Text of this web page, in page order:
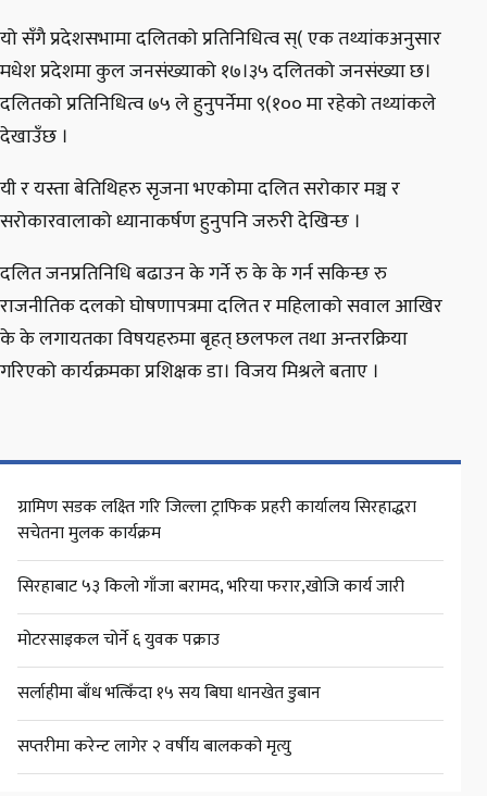
यो सँगै प्रदेशसभामा दलितको प्रतिनिधित्व स्( एक तथ्यांकअनुसार
मधेश प्रदेशमा कुल जनसंख्याको १७।३५ दलितको जनसंख्या छ।
दलितको प्रतिनिधित्व ७५ ले हुनुपर्नेमा ९(१०० मा रहेको तथ्यांकले
देखाउँछ ।
यी र यस्ता बेतिथिहरु सृजना भएकोमा दलित सरोकार मञ्च र
सरोकारवालाको ध्यानाकर्षण हुनुपनि जरुरी देखिन्छ ।
दलित जनप्रतिनिधि बढाउन के गर्ने रु के के गर्न सकिन्छ रु
राजनीतिक दलको घोषणापत्रमा दलित र महिलाको सवाल आखिर
के के लगायतका विषयहरुमा बृहत् छलफल तथा अन्तरक्रिया
गरिएको कार्यक्रमका प्रशिक्षक डा। विजय मिश्रले बताए ।
ग्रामिण सडक लक्ष्ति गरि जिल्ला ट्राफिक प्रहरी कार्यालय सिरहाद्धरा
सचेतना मुलक कार्यक्रम
सिरहाबाट ५३ किलो गाँजा बरामद, भरिया फरार,खोजि कार्य जारी
मोटरसाइकल चोर्ने ६ युवक पक्राउ
सर्लाहीमा बाँध भत्किँदा १५ सय बिघा धानखेत डुबान
सप्तरीमा करेन्ट लागेर २ वर्षीय बालकको मृत्यु